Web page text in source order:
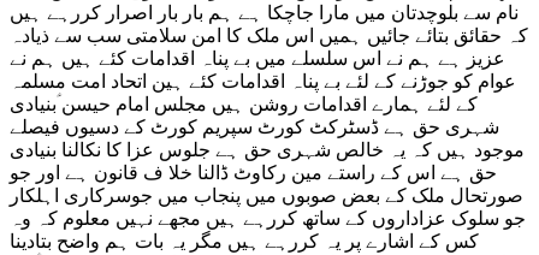
نام سے بلوچدتان میں مارا جاچکا ہے ہم بار بار اصرار کررہے ہیں
کہ حقائق بتائے جائیں ہمیں اس ملک کا امن سلامتی سب سے ذیادہ
عزیز ہے ہم نے اس سلسلے میں بے پناہ اقدامات کئے ہیں ہم نے
عوام کو جوڑنے کے لئے بے پناہ اقدامات کئے ہین اتحاد امت مسلمہ
کے لئے ہمارے اقدامات روشن ہیں مجلس امام حیسن ؑبنیادی
شہری حق ہے ڈسٹرکٹ کورٹ سپریم کورٹ کے دسیوں فیصلے
موجود ہیں کہ یہ خالص شہری حق ہے جلوس عزا کا نکالنا بنیادی
حق ہے اس کے راستے مین رکاوٹ ڈالنا خلا ف قانون ہے اور جو
صورتحال ملک کے بعض صوبوں میں پنجاب میں جوسرکاری اہلکار
جو سلوک عزاداروں کے ساتھ کررہے ہیں مجھے نہیں معلوم کہ وہ
کس کے اشارے پر یہ کررہے ہیں مگر یہ بات ہم واضح بتادینا